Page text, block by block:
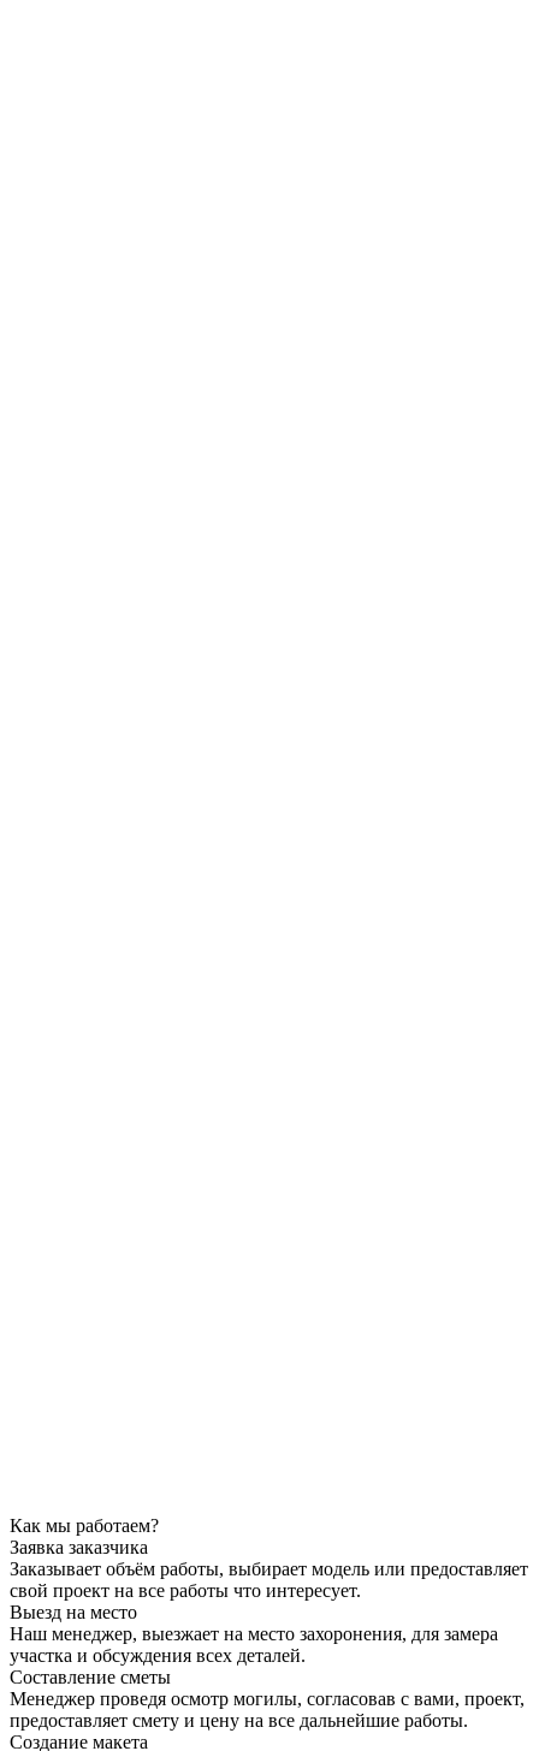
Как мы работаем?
Заявка заказчика
Заказывает объём работы, выбирает модель или предоставляет
свой проект на все работы что интересует.
Выезд на место
Наш менеджер, выезжает на место захоронения, для замера
участка и обсуждения всех деталей.
Составление сметы
Менеджер проведя осмотр могилы, согласовав с вами, проект,
предоставляет смету и цену на все дальнейшие работы.
Создание макета